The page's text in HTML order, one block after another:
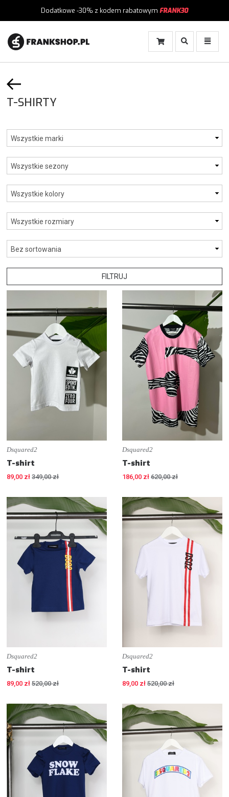
Dodatkowe -30% z kodem rabatowym FRANK30
Włącz
Menu
Włącz
Wyszukiwanie
T-SHIRTY
FILTRUJ
Dsquared2
T-shirt
89,00 zł 349,00 zł
Dsquared2
T-shirt
186,00 zł 620,00 zł
Dsquared2
T-shirt
89,00 zł 520,00 zł
Dsquared2
T-shirt
89,00 zł 520,00 zł